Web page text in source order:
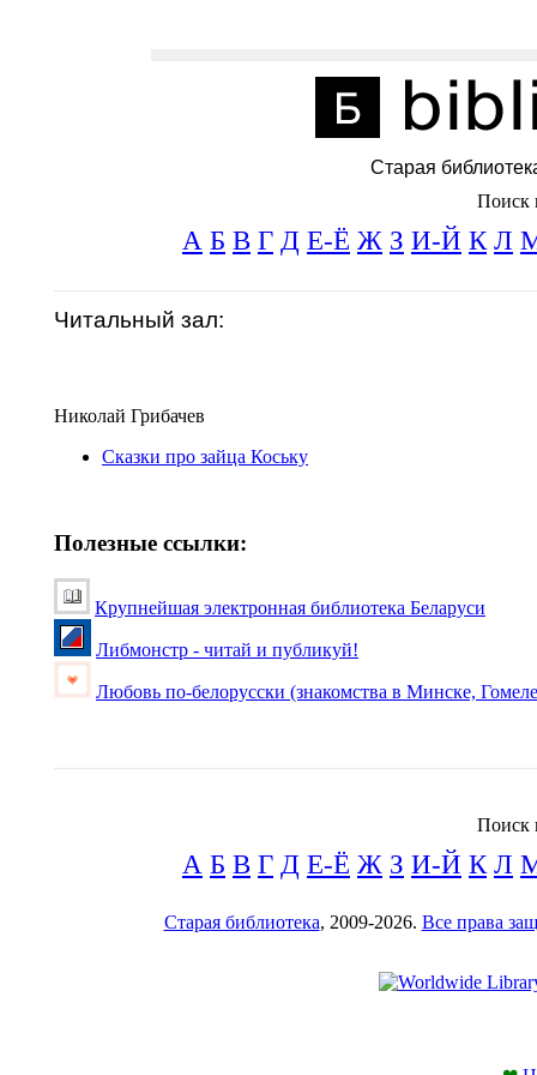
Старая
Поиск
А Б В Г Д Е-Ё Ж З И-Й К Л
Читальный зал:
Николай Грибачев
Сказки про зайца Коську
Полезные ссылки:
Крупнейшая электронная библиотека Беларуси
Либмонстр - читай и публикуй!
Любовь по-белорусски (знакомства в Минске,
Поиск
А Б В Г Д Е-Ё Ж З И-Й К Л
Старая библиотека, 2009-2026. Все права